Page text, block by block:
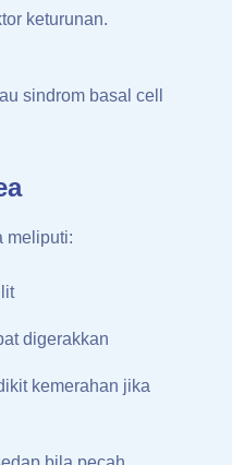
keturunan.
sindrom basal cell
meliputi:
digerakkan
kemerahan jika